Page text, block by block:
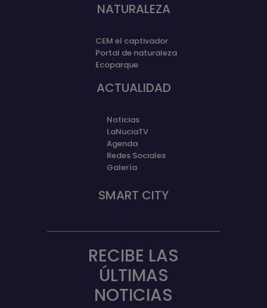
NATURALEZA
CEM el captivador
Portal de naturaleza
Ecoparque
ACTUALIDAD
Noticias
LaNuciaTV
Agenda
Redes Sociales
Galería
SMART CITY
RECIBE LAS
ÚLTIMAS
NOTICIAS